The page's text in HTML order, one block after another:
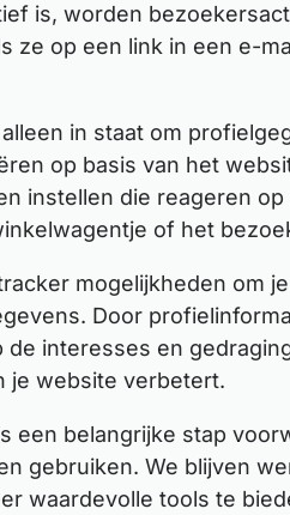
is, worden
ze op een link in een e-
in staat om
op basis van het
instellen die reageren
of het
mogelijkheden om
Door
interesses en
je website verbetert.
een belangrijke stap
gebruiken. We blijven
waardevolle tools te